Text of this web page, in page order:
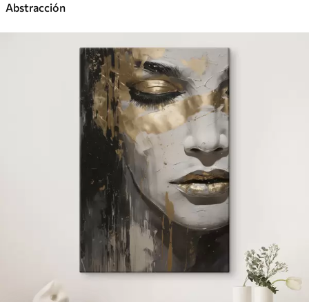
Abstracción